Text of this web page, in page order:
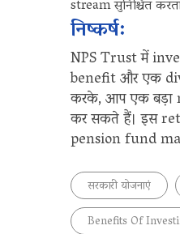
stream सुनिश्चित
निष्कर्ष:
NPS Trust में
benefit और एक
करके, आप एक बड़ा
कर सकते हैं। इस
pension fund
सरकारी योजनाएं
Benefits Of